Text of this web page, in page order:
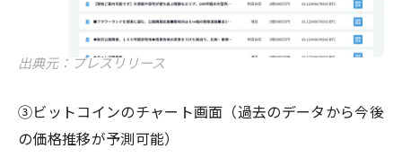
出典元：プレスリリース
③ビットコインのチャート画面（過去のデータから今後
の価格推移が予測可能）